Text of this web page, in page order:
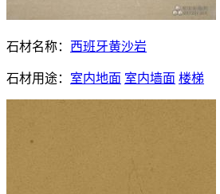
石材名称： 西班牙黄沙岩
石材用途： 室内地面 室内墙面 楼梯